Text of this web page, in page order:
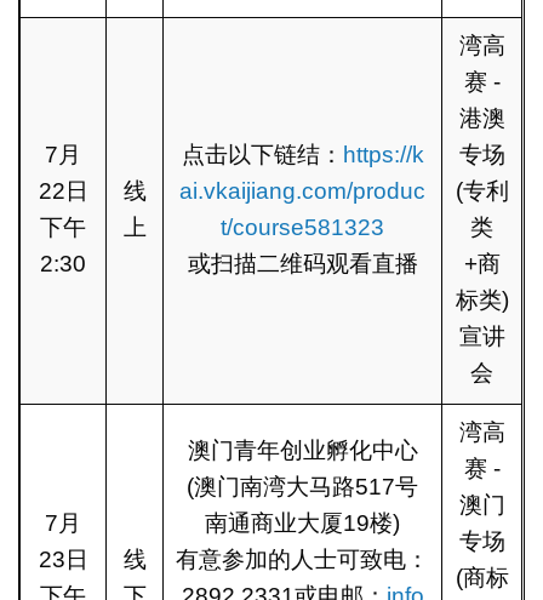
7月
22日
下午
2:30
线
上
点击以下链结： https://k
ai.vkaijiang.com/produc
t/course581323
或扫描二维码观看直播
湾高
赛 -
港澳
专场
(专利
类
+商
标类)
宣讲
会
7月
23日
线
澳门青年创业孵化中心
(澳门南湾大马路517号
南通商业大厦19楼)
有意参加的人士可致电：
湾高
赛 -
澳门
专场
(商标